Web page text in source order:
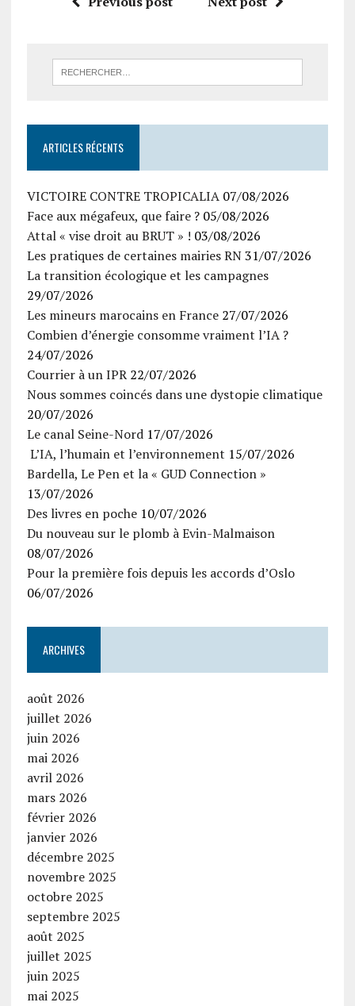
ARTICLES RÉCENTS
VICTOIRE CONTRE TROPICALIA 07/08/2026
Face aux mégafeux, que faire ? 05/08/2026
Attal « vise droit au BRUT » ! 03/08/2026
Les pratiques de certaines mairies RN 31/07/2026
La transition écologique et les campagnes
29/07/2026
Les mineurs marocains en France 27/07/2026
Combien d’énergie consomme vraiment l’IA ?
24/07/2026
Courrier à un IPR 22/07/2026
Nous sommes coincés dans une dystopie climatique
20/07/2026
Le canal Seine-Nord 17/07/2026
L’IA, l’humain et l’environnement 15/07/2026
Bardella, Le Pen et la « GUD Connection »
13/07/2026
Des livres en poche 10/07/2026
Du nouveau sur le plomb à Evin-Malmaison
08/07/2026
Pour la première fois depuis les accords d’Oslo
06/07/2026
ARCHIVES
août 2026
juillet 2026
juin 2026
mai 2026
avril 2026
mars 2026
février 2026
janvier 2026
décembre 2025
novembre 2025
octobre 2025
septembre 2025
août 2025
juillet 2025
juin 2025
mai 2025